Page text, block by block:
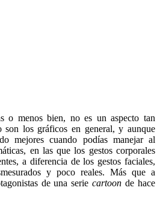
o menos bien, no es un aspecto tan
son los gráficos en general, y aunque
mejores cuando podías manejar al
en las que los gestos corporales
a diferencia de los gestos faciales,
y poco reales. Más que a
de una seriecartoon de hace